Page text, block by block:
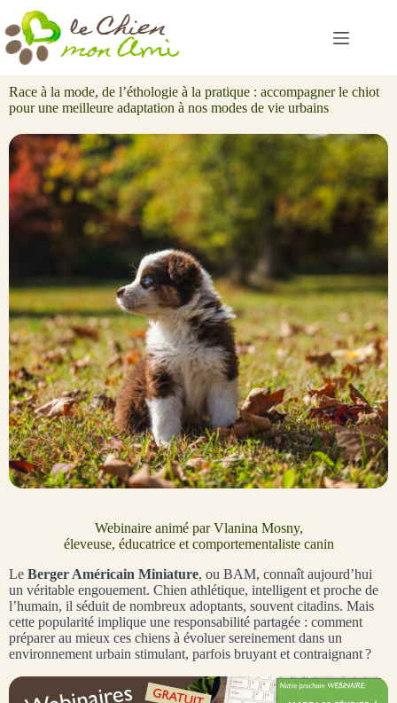
Passer
au
contenu
Race à la mode, de l’éthologie à la pratique : accompagner le chiot
pour une meilleure adaptation à nos modes de vie urbains
Webinaire animé par Vlanina Mosny,
éleveuse, éducatrice et comportementaliste canin
Le Berger Américain Miniature, ou BAM, connaît aujourd’hui
un véritable engouement. Chien athlétique, intelligent et proche de
l’humain, il séduit de nombreux adoptants, souvent citadins. Mais
cette popularité implique une responsabilité partagée : comment
préparer au mieux ces chiens à évoluer sereinement dans un
environnement urbain stimulant, parfois bruyant et contraignant ?